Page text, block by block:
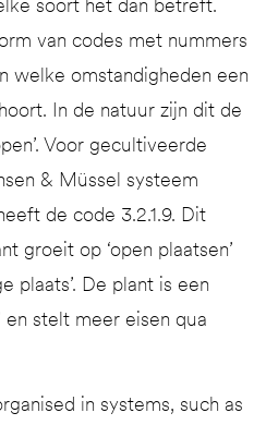
soort het dan betreft.
van codes met nummers
welke omstandigheden een
In de natuur zijn dit de
Voor gecultiveerde
& Müssel systeem
de code 3.2.1.9. Dit
groeit op ‘open plaatsen’
plaats’. De plant is een
en stelt meer eisen qua
in systems, such as